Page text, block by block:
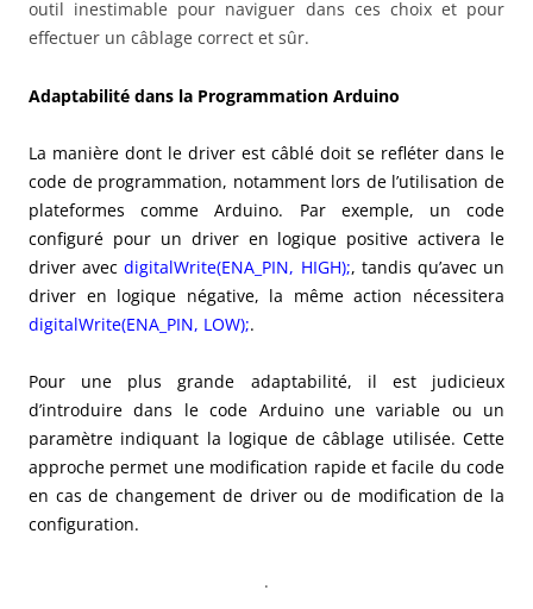
outil inestimable pour naviguer dans ces choix et pour
effectuer un câblage correct et sûr.
Adaptabilité dans la Programmation Arduino
La manière dont le driver est câblé doit se refléter dans le
code de programmation, notamment lors de l’utilisation de
plateformes comme Arduino. Par exemple, un code
configuré pour un driver en logique positive activera le
driver avecdigitalWrite(ENA_PIN, HIGH);, tandis qu’avec un
driver en logique négative, la même action nécessitera
digitalWrite(ENA_PIN, LOW);.
Pour une plus grande adaptabilité, il est judicieux
d’introduire dans le code Arduino une variable ou un
paramètre indiquant la logique de câblage utilisée. Cette
approche permet une modification rapide et facile du code
en cas de changement de driver ou de modification de la
configuration.
.